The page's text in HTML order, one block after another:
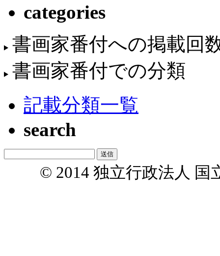
categories
書画家番付への掲載回
書画家番付での分類
記載分類一覧
search
© 2014 独立行政法人 国